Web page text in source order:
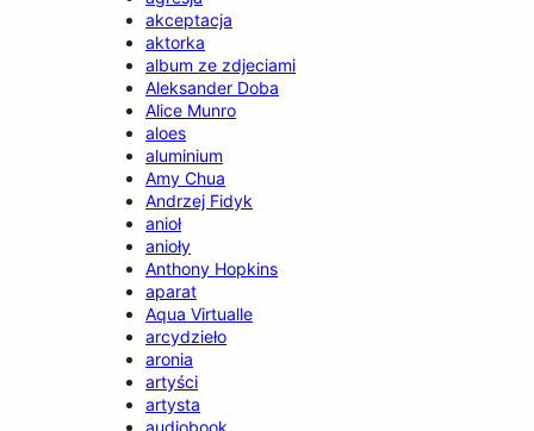
akceptacja
aktorka
album ze zdjeciami
Aleksander Doba
Alice Munro
aloes
aluminium
Amy Chua
Andrzej Fidyk
anioł
anioły
Anthony Hopkins
aparat
Aqua Virtualle
arcydzieło
aronia
artyści
artysta
audiobook